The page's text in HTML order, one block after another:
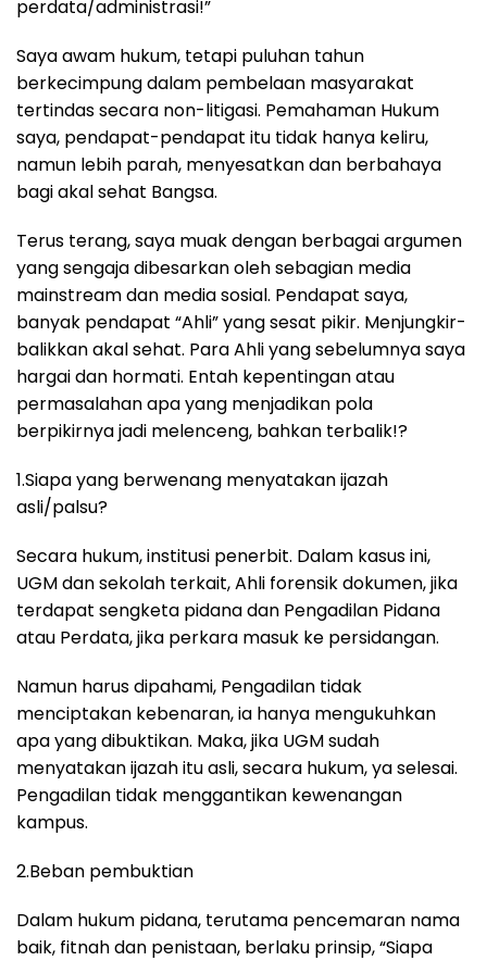
perdata/administrasi!”
Saya awam hukum, tetapi puluhan tahun
berkecimpung dalam pembelaan masyarakat
tertindas secara non-litigasi. Pemahaman Hukum
saya, pendapat-pendapat itu tidak hanya keliru,
namun lebih parah, menyesatkan dan berbahaya
bagi akal sehat Bangsa.
Terus terang, saya muak dengan berbagai argumen
yang sengaja dibesarkan oleh sebagian media
mainstream dan media sosial. Pendapat saya,
banyak pendapat “Ahli” yang sesat pikir. Menjungkir-
balikkan akal sehat. Para Ahli yang sebelumnya saya
hargai dan hormati. Entah kepentingan atau
permasalahan apa yang menjadikan pola
berpikirnya jadi melenceng, bahkan terbalik!?
1.Siapa yang berwenang menyatakan ijazah
asli/palsu?
Secara hukum, institusi penerbit. Dalam kasus ini,
UGM dan sekolah terkait, Ahli forensik dokumen, jika
terdapat sengketa pidana dan Pengadilan Pidana
atau Perdata, jika perkara masuk ke persidangan.
Namun harus dipahami, Pengadilan tidak
menciptakan kebenaran, ia hanya mengukuhkan
apa yang dibuktikan. Maka, jika UGM sudah
menyatakan ijazah itu asli, secara hukum, ya selesai.
Pengadilan tidak menggantikan kewenangan
kampus.
2.Beban pembuktian
Dalam hukum pidana, terutama pencemaran nama
baik, fitnah dan penistaan, berlaku prinsip, “Siapa